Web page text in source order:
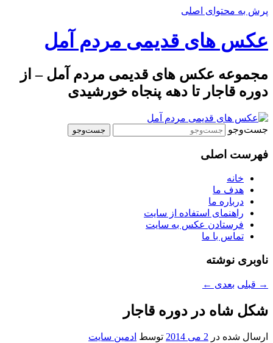
پرش به محتوای اصلی
عکس های قدیمی مردم آمل
مجموعه عکس های قدیمی مردم آمل – از
دوره قاجار تا دهه پنجاه خورشیدی
جست‌وجو
فهرست اصلی
خانه
هدف ما
درباره ما
راهنمای استفاده از سایت
فرستادن عکس به سایت
تماس با ما
ناوبری نوشته
→ قبلی بعدی ←
شکل شاه در دوره قاجار
ارسال شده در 2 می 2014 توسط ادمین سایت